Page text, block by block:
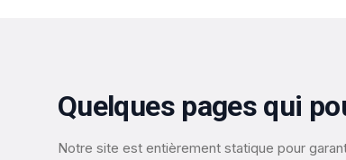
Quelques pages qui
Notre site est entièrement statique pour